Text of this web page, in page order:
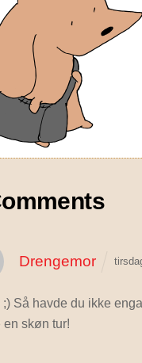
Drengemor
;) Så havde du ikke
en skøn tur!